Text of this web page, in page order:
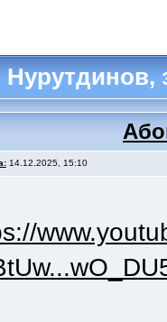
Нурутдинов,
14.12.2025, 15:10